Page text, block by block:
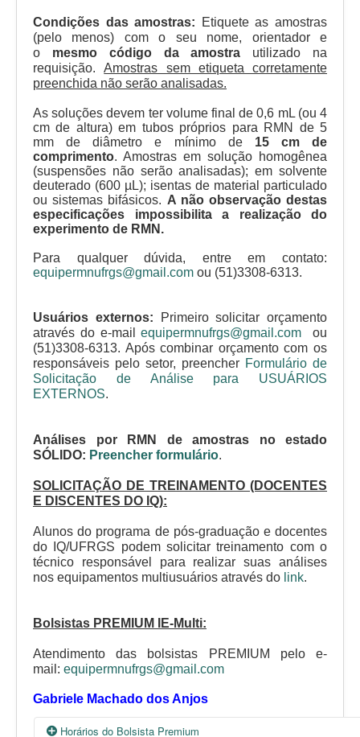
Condições das amostras:
Etiquete as amostras
(pelo menos) com o seu nome, orientador e
o mesmo código da amostra utilizado na
requisição.Amostras sem etiqueta corretamente
preenchida não serão analisadas.
As soluções devem ter volume final de 0,6 mL (ou 4
cm de altura) em tubos próprios para RMN de 5
mm de diâmetro e mínimo de 15 cm de
comprimento. Amostras em solução homogênea
(suspensões não serão analisadas); em solvente
deuterado (600 µL); isentas de material particulado
ou sistemas bifásicos. A não observação destas
especificações impossibilita a realização do
experimento de RMN.
Para qualquer dúvida, entre em contato:
equipermnufrgs@gmail.com ou (51)3308-6313.
Usuários externos: Primeiro solicitar orçamento
através do e-mailequipermnufrgs@gmail.com
ou
(51)3308-6313. Após combinar orçamento com os
responsáveis pelo setor, preencher Formulário de
Solicitação de Análise para USUÁRIOS
EXTERNOS.
Análises por RMN de amostras no estado
SÓLIDO: Preencher formulário.
SOLICITAÇÃO DE TREINAMENTO (DOCENTES
E DISCENTES DO IQ):
Alunos do programa de pós-graduação e docentes
do IQ/UFRGS podem solicitar treinamento com o
técnico responsável para realizar suas análises
nos equipamentos multiusuários através do link.
Bolsistas PREMIUM IE-Multi:
Atendimento das bolsistas PREMIUM pelo e-
mail: equipermnufrgs@gmail.com
Gabriele Machado dos Anjos
Horários do Bolsista Premium